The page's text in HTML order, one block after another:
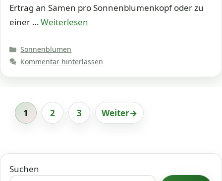
Ertrag an Samen pro Sonnenblumenkopf oder zu
einer …Weiterlesen
Kategorien
Sonnenblumen
Kommentar hinterlassen
Seite
1 Seite
2 Seite
3 Weiter→
Suchen